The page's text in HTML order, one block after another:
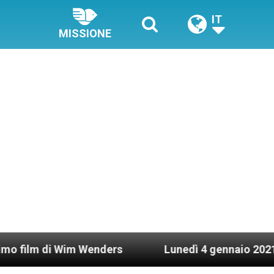
MISSIONE
IT
Wenders Lunedì 4 gennaio 2021: Possesso